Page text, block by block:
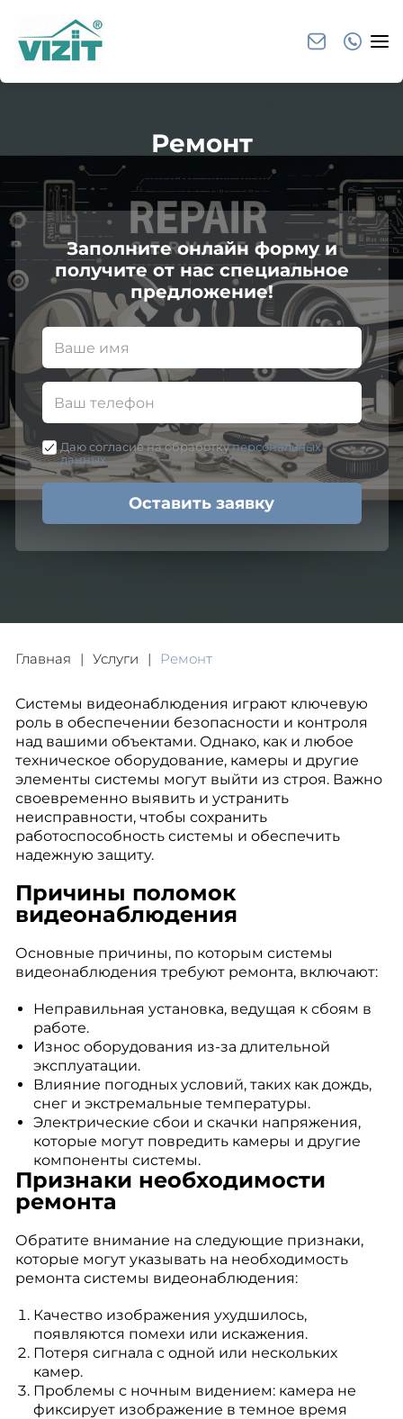
Ремонт
Заполните онлайн форму и
получите от нас специальное
предложение!
Даю согласие на обработкуперсональных
данных
Оставить заявку
Главная Услуги Ремонт
Системы видеонаблюдения играют ключевую
роль в обеспечении безопасности и контроля
над вашими объектами. Однако, как и любое
техническое оборудование, камеры и другие
элементы системы могут выйти из строя. Важно
своевременно выявить и устранить
неисправности, чтобы сохранить
работоспособность системы и обеспечить
надежную защиту.
Причины поломок
видеонаблюдения
Основные причины, по которым системы
видеонаблюдения требуют ремонта, включают:
Неправильная установка, ведущая к сбоям в
работе.
Износ оборудования из-за длительной
эксплуатации.
Влияние погодных условий, таких как дождь,
снег и экстремальные температуры.
Электрические сбои и скачки напряжения,
которые могут повредить камеры и другие
компоненты системы.
Признаки необходимости
ремонта
Обратите внимание на следующие признаки,
которые могут указывать на необходимость
ремонта системы видеонаблюдения:
Качество изображения ухудшилось,
появляются помехи или искажения.
Потеря сигнала с одной или нескольких
камер.
Проблемы с ночным видением: камера не
фиксирует изображение в темное время